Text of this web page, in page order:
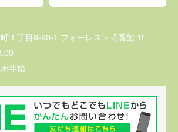
１丁目8-60-1 フォーレスト弐番館 1F
年始